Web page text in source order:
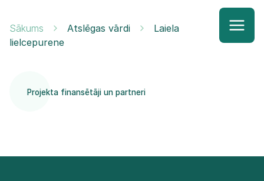
Sākums Atslēgas vārdi
Laiela
lielcepurene
Projekta finansētāji un partneri